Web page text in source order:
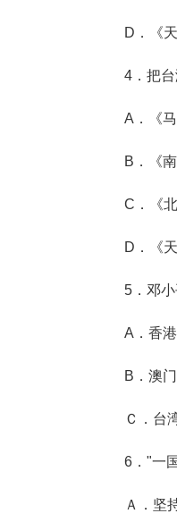
D．《天
4．把台湾
A．《马
B．《南
C．《北
D．《天
5．邓小平
A．香港
B．澳门
Ｃ．台湾
6．"一国
Ａ．坚持